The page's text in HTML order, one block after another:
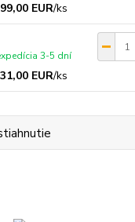
EUR/ks
EUR/ks
3-5 dní